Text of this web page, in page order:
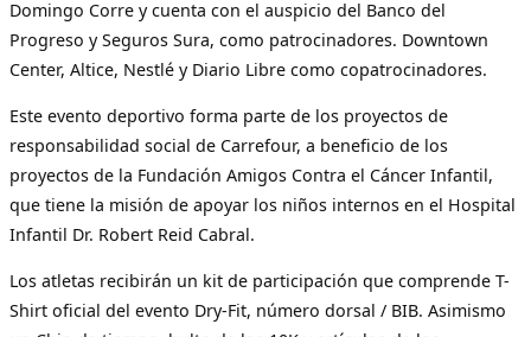
Domingo Corre y cuenta con el auspicio del Banco del
Progreso y Seguros Sura, como patrocinadores. Downtown
Center, Altice, Nestlé y Diario Libre como copatrocinadores.
Este evento deportivo forma parte de los proyectos de
responsabilidad social de Carrefour, a beneficio de los
proyectos de la Fundación Amigos Contra el Cáncer Infantil,
que tiene la misión de apoyar los niños internos en el Hospital
Infantil Dr. Robert Reid Cabral.
Los atletas recibirán un kit de participación que comprende T-
Shirt oficial del evento Dry-Fit, número dorsal / BIB. Asimismo